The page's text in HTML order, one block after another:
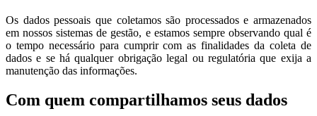
Os dados pessoais que coletamos são processados e armazenados
em nossos sistemas de gestão, e estamos sempre observando qual é
o tempo necessário para cumprir com as finalidades da coleta de
dados e se há qualquer obrigação legal ou regulatória que exija a
manutenção das informações.
Com quem compartilhamos seus dados